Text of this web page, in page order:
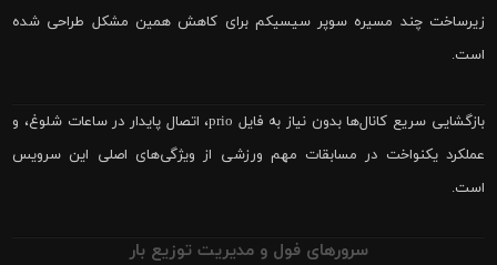
زیرساخت چند مسیره سوپر سیسیکم برای کاهش همین مشکل طراحی شده
است.
بازگشایی سریع کانال‌ها بدون نیاز به فایل prio، اتصال پایدار در ساعات شلوغ، و
عملکرد یکنواخت در مسابقات مهم ورزشی از ویژگی‌های اصلی این سرویس
است.
سرورهای فول و مدیریت توزیع بار